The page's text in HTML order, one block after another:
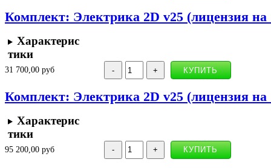
Комплект: Электрика 2D v25 (лицензия на
Характерис
тики
31 700,00 руб
Комплект: Электрика 2D v25 (лицензия на
Характерис
тики
95 200,00 руб